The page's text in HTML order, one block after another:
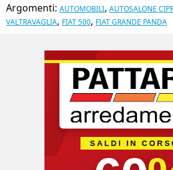
Argomenti: AUTOMOBILI, AUTOSALONE
VALTRAVAGLIA, FIAT 500, FIAT GRANDE PANDA